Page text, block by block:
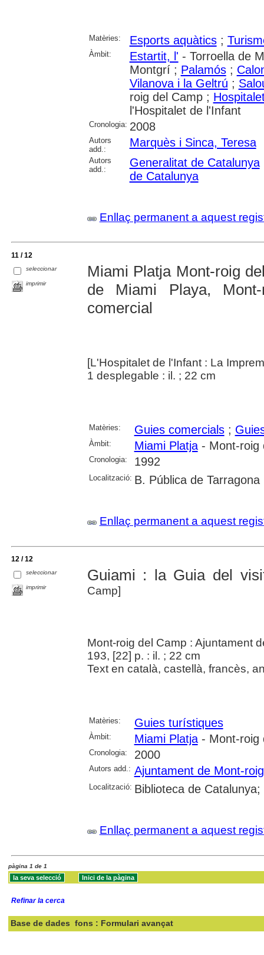
Matèries: Esports aquàtics;
Àmbit: Estartit, l' - Torroella de
Montgrí ; Palamós;
Vilanova i la Geltrú ;
roig del Camp ;
l'Hospitalet de l'Infant
Cronologia: 2008
Autors
add.:
Marquès i Sinca, Teresa
Autors
add.:
Generalitat de Catalunya
de Catalunya
Enllaç permanent a aquest
11 / 12
seleccionar
imprimir
Miami Platja Mont-roig
de Miami Playa,
comercial
[L'Hospitalet de l'Infant : La
1 desplegable : il. ; 22 cm
Matèries: Guies comercials;
Àmbit: Miami Platja- Mont-roig
Cronologia: 1992
Localització: B. Pública de Tarragona
Enllaç permanent a aquest
12 / 12
seleccionar
imprimir
Guiami : la Guia del
Camp]
Mont-roig del Camp : Ajuntament
193, [22] p. : il. ; 22 cm
Text en català, castellà, francès,
Matèries: Guies turístiques
Àmbit: Miami Platja- Mont-roig
Cronologia: 2000
Autors add.: Ajuntament de Mont-
Localització: Biblioteca de
Enllaç permanent a aquest
pàgina 1 de 1
Refinar la cerca
Base de dades fons : Formulari avançat